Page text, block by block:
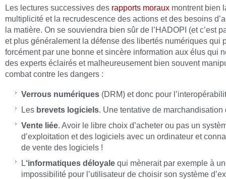
Les lectures successives des rapports moraux montrent bien
multiplicité et la recrudescence des actions et des besoins
la matière. On se souviendra bien sûr de l’HADOPI (et c’est
et plus généralement la défense des libertés numériques qui
forcément par une bonne et sincère information aux élus qui
des experts éclairés et malheureusement bien souvent
combat contre les dangers :
Verrous numériques (DRM) et donc pour
Les brevets logiciels. Une tentative de marchandisation
Vente liée. Avoir le libre choix d’acheter ou pas un
d’exploitation et des logiciels avec un ordinateur et
de vente des logiciels !
L‘informatiques déloyale qui mènerait par exemple à
impossibilité pour l’utilisateur de choisir son système